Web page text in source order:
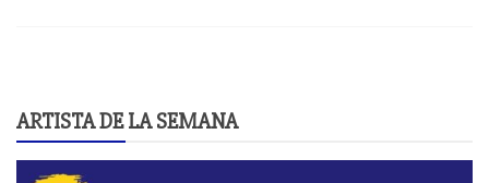
ARTISTA DE LA SEMANA